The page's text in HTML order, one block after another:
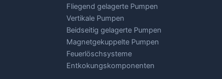
Fliegend gelagerte Pumpen
Vertikale Pumpen
Beidseitig gelagerte Pumpen
Magnetgekuppelte Pumpen
Feuerlöschsysteme
Entkokungskomponenten